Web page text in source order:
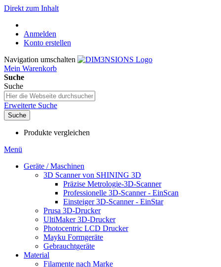
Direkt zum Inhalt
Anmelden
Konto erstellen
Navigation umschalten
Mein Warenkorb
Suche
Suche
Erweiterte Suche
Suche
Produkte vergleichen
Menü
Geräte / Maschinen
3D Scanner von SHINING 3D
Präzise Metrologie-3D-Scanner
Professionelle 3D-Scanner - EinScan
Einsteiger 3D-Scanner - EinStar
Prusa 3D-Drucker
UltiMaker 3D-Drucker
Photocentric LCD Drucker
Mayku Formgeräte
Gebrauchtgeräte
Material
Filamente nach Marke